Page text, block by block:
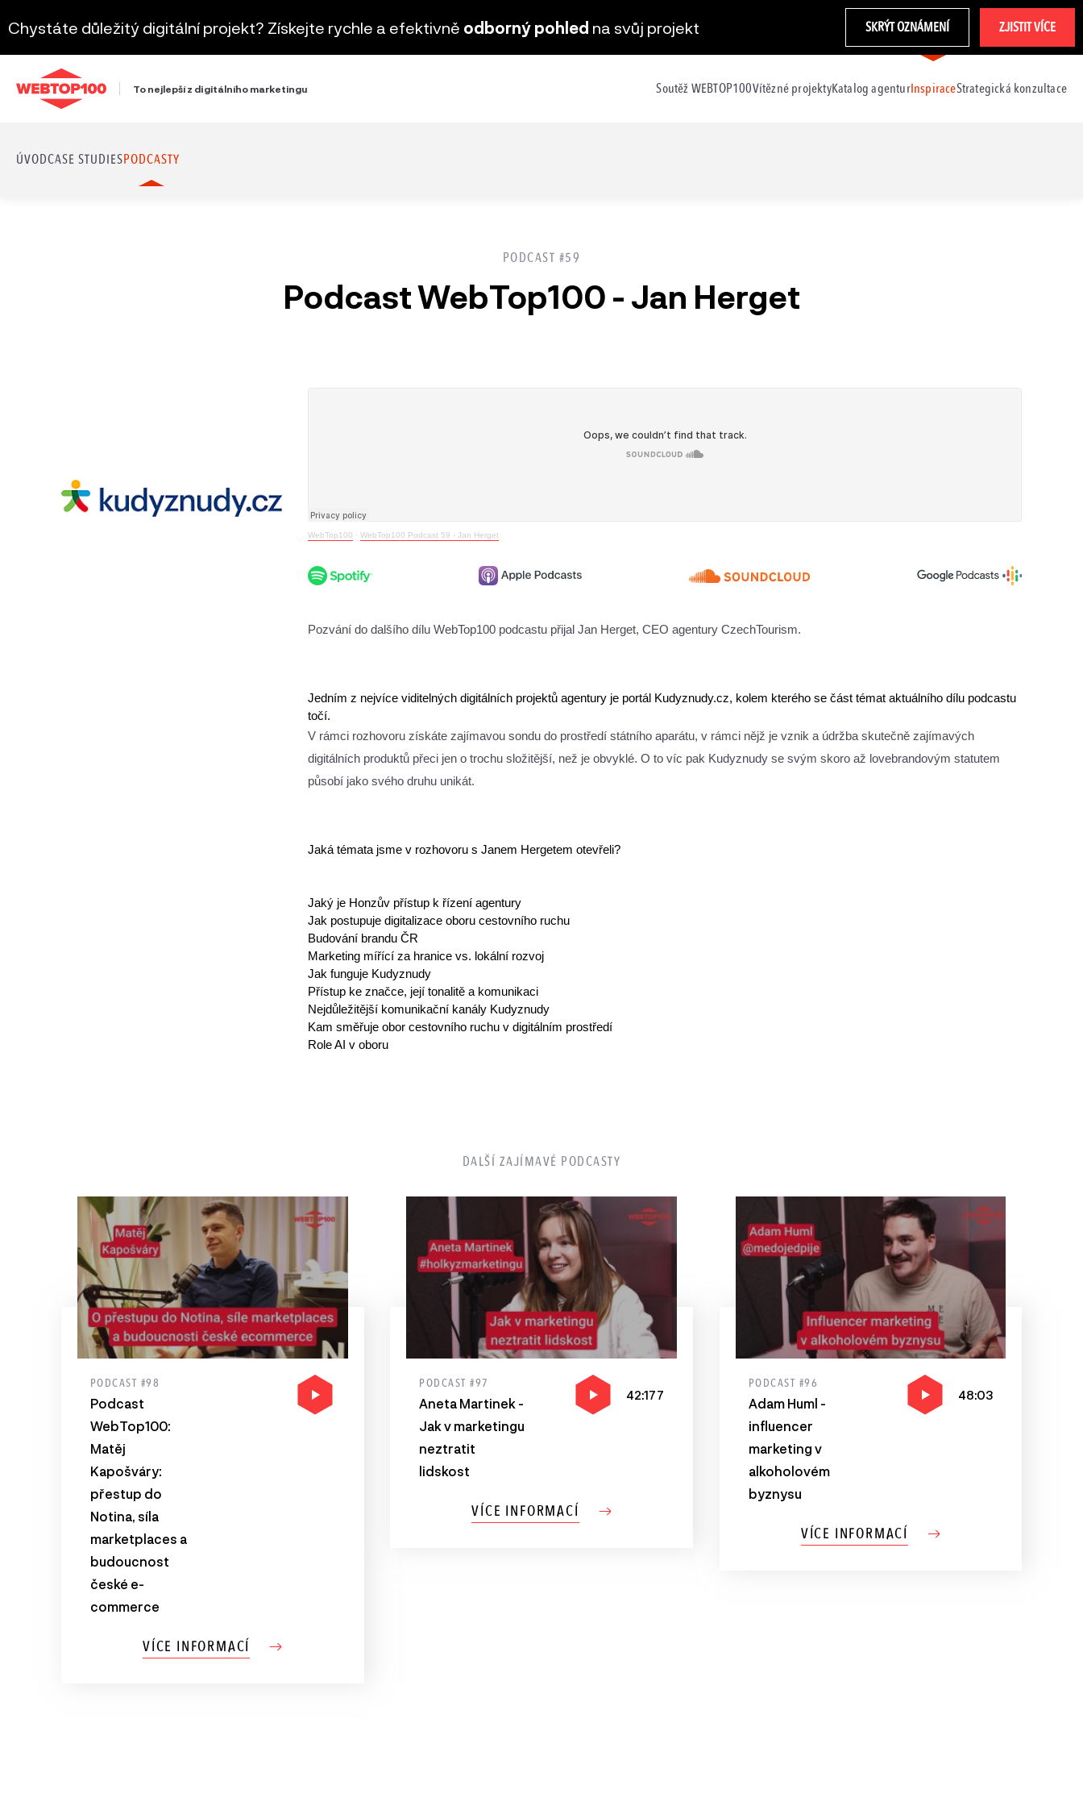
Chystáte důležitý digitální projekt? Získejte rychle a efektivně odborný pohled na svůj projekt SKRÝT OZNÁMENÍ ZJISTIT VÍCE
To nejlepší z digitálního marketingu Soutěž WEBTOP100Vítězné projektyKatalog agenturInspiraceStrategická konzultace
ÚVODCASE STUDIESPODCASTY
PODCAST #59
Podcast WebTop100 - Jan Herget
WebTop100 · WebTop100 Podcast 59 - Jan Herget
Pozvání do dalšího dílu WebTop100 podcastu přijal Jan Herget, CEO agentury CzechTourism.
Jedním z nejvíce viditelných digitálních projektů agentury je portál Kudyznudy.cz, kolem kterého se část témat aktuálního dílu podcastu
točí.
V rámci rozhovoru získáte zajímavou sondu do prostředí státního aparátu, v rámci nějž je vznik a údržba skutečně zajímavých
digitálních produktů přeci jen o trochu složitější, než je obvyklé. O to víc pak Kudyznudy se svým skoro až lovebrandovým statutem
působí jako svého druhu unikát.
Jaká témata jsme v rozhovoru s Janem Hergetem otevřeli?
Jaký je Honzův přístup k řízení agentury
Jak postupuje digitalizace oboru cestovního ruchu
Budování brandu ČR
Marketing mířící za hranice vs. lokální rozvoj
Jak funguje Kudyznudy
Přístup ke značce, její tonalitě a komunikaci
Nejdůležitější komunikační kanály Kudyznudy
Kam směřuje obor cestovního ruchu v digitálním prostředí
Role AI v oboru
DALŠÍ ZAJÍMAVÉ PODCASTY
PODCAST #98
Podcast
WebTop100:
Matěj
Kapošváry:
přestup do
Notina, síla
marketplaces a
budoucnost
české e-
commerce
VÍCE INFORMACÍ
PODCAST #97
Aneta Martinek -
Jak v marketingu
neztratit
lidskost
42:177
VÍCE INFORMACÍ
PODCAST #96
Adam Huml -
influencer
marketing v
alkoholovém
byznysu
48:03
VÍCE INFORMACÍ